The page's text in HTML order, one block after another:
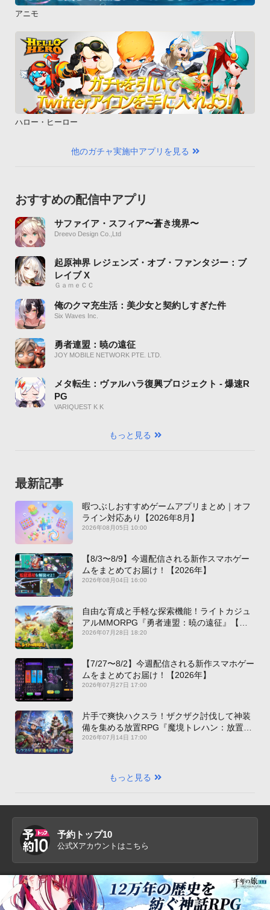
アニモ
ハロー・ヒーロー
他のガチャ実施中アプリを見る
おすすめの配信中アプリ
サファイア・スフィア〜蒼き境界〜
Dreevo Design Co.,Ltd
起原神界 レジェンズ・オブ・ファンタジー：ブ
レイブ X
ＧａｍｅＣＣ
俺のクマ充生活：美少女と契約しすぎた件
Six Waves Inc.
勇者連盟：暁の遠征
JOY MOBILE NETWORK PTE. LTD.
メタ転生：ヴァルハラ復興プロジェクト - 爆速R
PG
VARIQUEST K K
もっと見る
最新記事
暇つぶしおすすめゲームアプリまとめ｜オフ
ライン対応あり【2026年8月】
2026年08月05日 10:00
【8/3〜8/9】今週配信される新作スマホゲー
ムをまとめてお届け！【2026年】
2026年08月04日 16:00
自由な育成と手軽な探索機能！ライトカジュ
アルMMORPG『勇者連盟：暁の遠征』【最
新作PICKUP】
2026年07月28日 18:20
【7/27〜8/2】今週配信される新作スマホゲー
ムをまとめてお届け！【2026年】
2026年07月27日 17:00
片手で爽快ハクスラ！ザクザク討伐して神装
備を集める放置RPG『魔境トレハン：放置で
神装備』【最新作PICKUP】
2026年07月14日 17:00
もっと見る
予約トップ10
公式Xアカウントはこちら